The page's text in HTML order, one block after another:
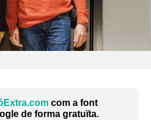
com a font
de forma gratuïta.